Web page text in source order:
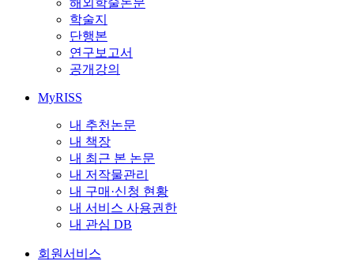
해외학술논문
학술지
단행본
연구보고서
공개강의
MyRISS
내 추천논문
내 책장
내 최근 본 논문
내 저작물관리
내 구매·신청 현황
내 서비스 사용권한
내 관심 DB
회원서비스